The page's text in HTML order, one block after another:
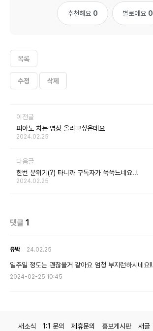
추천해요 0 별로에요 0
목록
수정 삭제
이전글
피아노 치는 영상 올리고싶은데요
2024.02.25
다음글
한번 분위기(?) 타니까 구독자가 쑥쑥느네요..!
2024.02.25
댓글 1
유박 24.02.25
일주일 정도는 괜찮을거 같아요 엄청 부지런하시네요!!
2024-02-25 10:45
새소식 1:1 문의 제휴문의 홍보게시판 새글